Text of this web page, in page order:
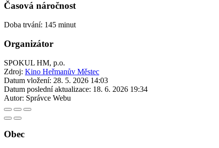
Časová náročnost
Doba trvání: 145 minut
Organizátor
SPOKUL HM, p.o.
Zdroj: Kino Heřmanův Městec
Datum vložení: 28. 5. 2026 14:03
Datum poslední aktualizace: 18. 6. 2026 19:34
Autor: Správce Webu
Obec